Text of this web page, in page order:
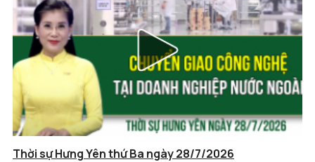
Thời sự Hưng Yên thứ Ba ngày 28/7/2026